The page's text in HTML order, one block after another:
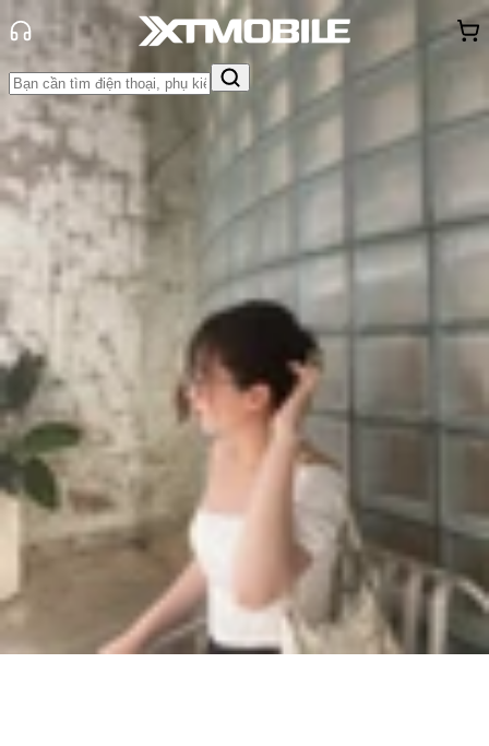
Trang chủ
Tin tức
Đánh Giá - Trên Tay
Tin Mới
Đánh Giá - Trên Tay
Khuyến
Thủ thuật Thông báoKhách
hàng - Sự kiện
Đánh giá Google Pixel 10 Pro Fold:
Không mỏng nhưng bền và thông
minh hơn!
Triệu Vy
Ngày đăng: 21/08/2025
Cập nhật:21/08/2025
Theo dõi XTMobile trên